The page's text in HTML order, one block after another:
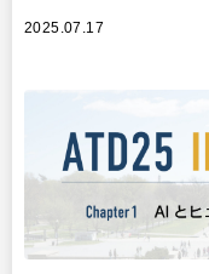
リサーチ
2025.07.17